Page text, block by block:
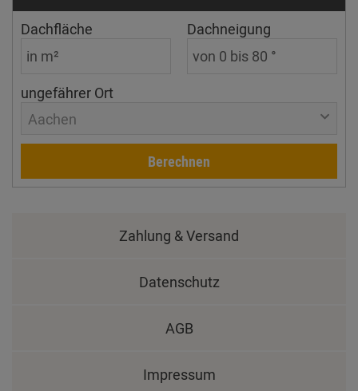
Dachfläche Dachneigung
ungefährer Ort
Aachen
Berechnen
Zahlung & Versand
Datenschutz
AGB
Impressum